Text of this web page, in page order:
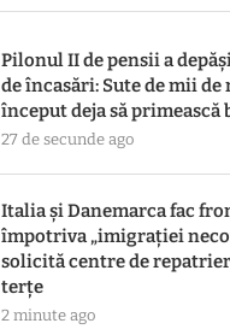
Pilonul II de pensii a
de încasări: Sute de mii de
început deja să primească
27 de secunde ago
Italia și Danemarca fac
împotriva „imigrației
solicită centre de
terţe
2 minute ago